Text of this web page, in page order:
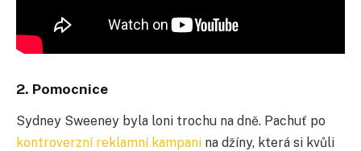
2. Pomocnice
Sydney Sweeney byla loni trochu na dně. Pachuť po
kontroverzní reklamní kampani na džíny, která si kvůli